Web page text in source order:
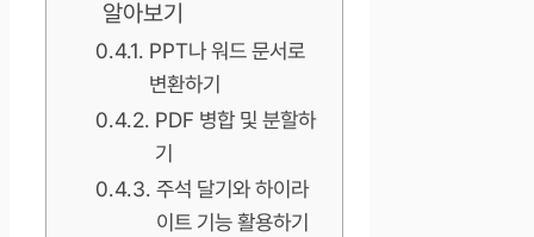
알아보기
PPT나 워드 문서로
변환하기
PDF 병합 및 분할하
기
주석 달기와 하이라
이트 기능 활용하기